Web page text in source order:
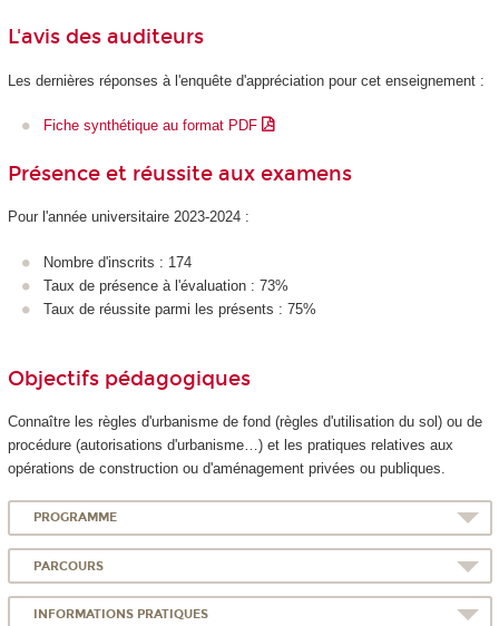
L'avis des auditeurs
Les dernières réponses à l'enquête d'appréciation pour cet enseignement :
Fiche synthétique au format PDF
Présence et réussite aux examens
Pour l'année universitaire 2023-2024 :
Nombre d'inscrits : 174
Taux de présence à l'évaluation : 73%
Taux de réussite parmi les présents : 75%
Objectifs pédagogiques
Connaître les règles d'urbanisme de fond (règles d'utilisation du sol) ou de
procédure (autorisations d'urbanisme…) et les pratiques relatives aux
opérations de construction ou d'aménagement privées ou publiques.
PROGRAMME
PARCOURS
INFORMATIONS PRATIQUES